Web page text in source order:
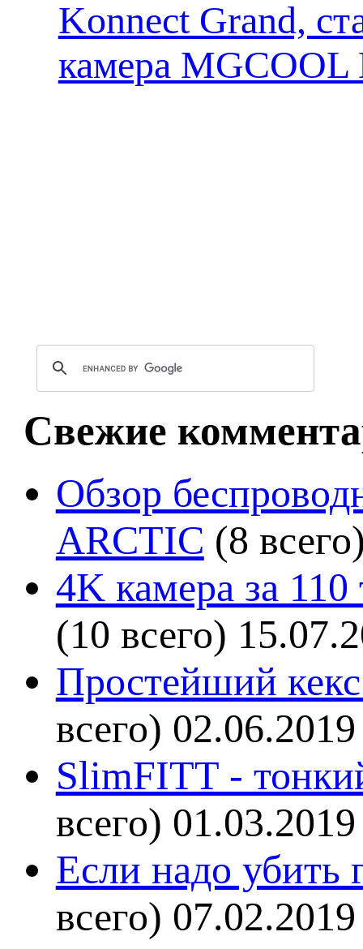
Konnect Grand,
камера MGCOOL
Свежие
Обзор
ARCTIC (8
4K камера за
(10 всего)
Простейший кекс
всего) 02.06.2019
SlimFITT -
всего) 01.03.2019
Если надо убить
всего) 07.02.2019